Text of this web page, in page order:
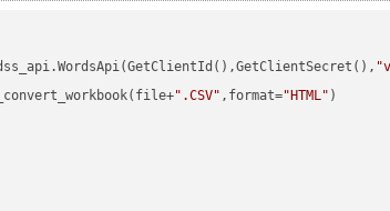
".CSV" ,format="HTML" )